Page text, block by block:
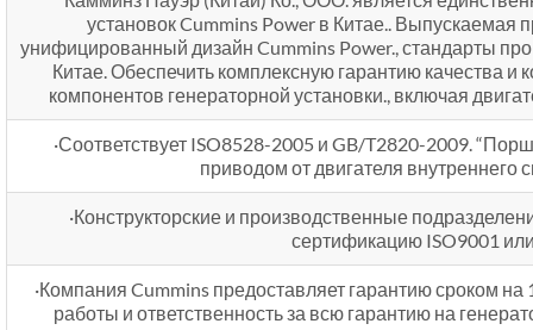
установок Cummins Power в Китае.. Выпускаемая
унифицированный дизайн Cummins Power., стандарты
Китае. Обеспечить комплексную гарантию качества
компонентов генераторной установки., включая
·Соответствует ISO8528-2005 и GB/T2820-2009.
приводом от двигателя внутреннего
·Конструкторские и производственные
сертификацию ISO9001
·Компания Cummins предоставляет гарантию сроком на
работы и ответственность за всю гарантию на